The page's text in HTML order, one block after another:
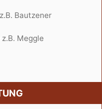
Bautzener
z.B. Meggle